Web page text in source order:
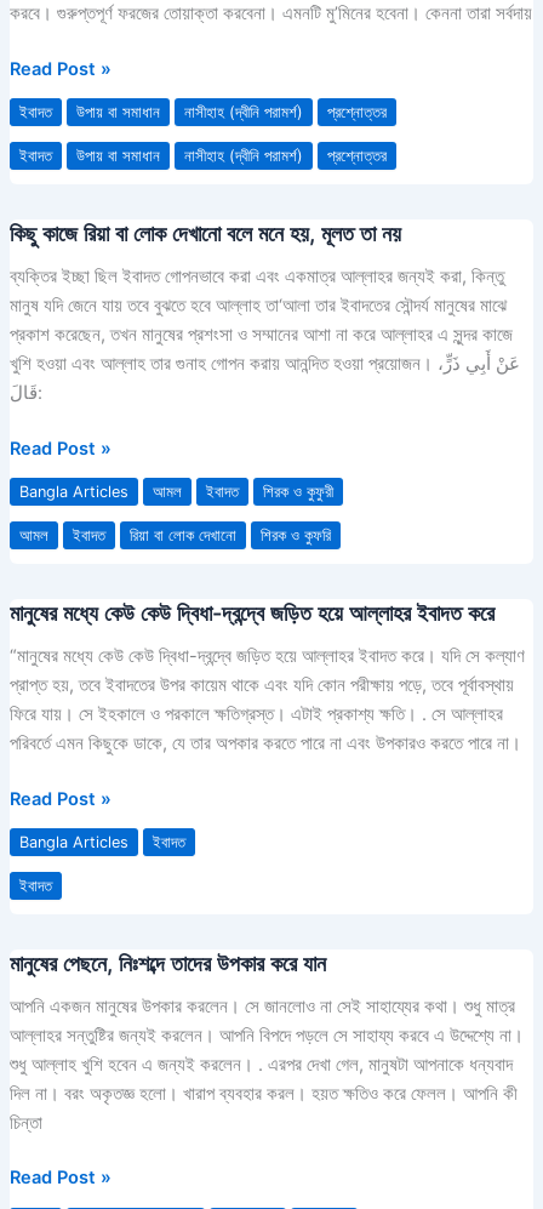
করবে। গুরুপ্তপূর্ণ ফরজের তোয়াক্তা করবেনা। এমনটি মু’মিনের হবেনা। কেননা তারা সর্বদায়
করণীয়
কি
Read Post »
ইবাদত উপায় বা সমাধান নাসীহাহ (দ্বীনি পরামর্শ) প্রশ্নোত্তর
ইবাদত উপায় বা সমাধান নাসীহাহ (দ্বীনি পরামর্শ) প্রশ্নোত্তর
কিছু কাজে রিয়া বা লোক দেখানো বলে মনে হয়, মূলত তা নয়
ব্যক্তির ইচ্ছা ছিল ইবাদত গোপনভাবে করা এবং একমাত্র আল্লাহর জন্যই করা, কিন্তু
মানুষ যদি জেনে যায় তবে বুঝতে হবে আল্লাহ তা‘আলা তার ইবাদতের সৌন্দর্য মানুষের মাঝে
প্রকাশ করেছেন, তখন মানুষের প্রশংসা ও সম্মানের আশা না করে আল্লাহর এ সুন্দর কাজে
খুশি হওয়া এবং আল্লাহ তার গুনাহ গোপন করায় আনন্দিত হওয়া প্রয়োজন। عَنْ أَبِي ذَرٍّ،
قَالَ:
কিছু
রিয়া
লোক
দেখানো
বলে
মনে
মূলত
তা
নয়
Read Post »
Bangla Articles আমল ইবাদত শিরক ও কুফুরী
আমল ইবাদত রিয়া বা লোক দেখানো শিরক ও কুফরি
মানুষের মধ্যে কেউ কেউ দ্বিধা-দ্বন্দ্বে জড়িত হয়ে আল্লাহর ইবাদত করে
“মানুষের মধ্যে কেউ কেউ দ্বিধা-দ্বন্দ্বে জড়িত হয়ে আল্লাহর ইবাদত করে। যদি সে কল্যাণ
প্রাপ্ত হয়, তবে ইবাদতের উপর কায়েম থাকে এবং যদি কোন পরীক্ষায় পড়ে, তবে পূর্বাবস্থায়
ফিরে যায়। সে ইহকালে ও পরকালে ক্ষতিগ্রস্ত। এটাই প্রকাশ্য ক্ষতি। . সে আল্লাহর
পরিবর্তে এমন কিছুকে ডাকে, যে তার অপকার করতে পারে না এবং উপকারও করতে পারে না।
মানুষের
কেউ
কেউ
জড়িত
আল্লাহর
ইবাদত
করে
Read Post »
Bangla Articles ইবাদত
ইবাদত
মানুষের পেছনে, নিঃশব্দে তাদের উপকার করে যান
আপনি একজন মানুষের উপকার করলেন। সে জানলোও না সেই সাহায্যের কথা। শুধু মাত্র
আল্লাহর সন্তুষ্টির জন্যই করলেন। আপনি বিপদে পড়লে সে সাহায্য করবে এ উদ্দেশ্যে না।
শুধু আল্লাহ খুশি হবেন এ জন্যই করলেন। . এরপর দেখা গেল, মানুষটা আপনাকে ধন্যবাদ
দিল না। বরং অকৃতজ্ঞ হলো। খারাপ ব্যবহার করল। হয়ত ক্ষতিও করে ফেলল। আপনি কী
চিন্তা
মানুষের
তাদের
উপকার
যান
Read Post »